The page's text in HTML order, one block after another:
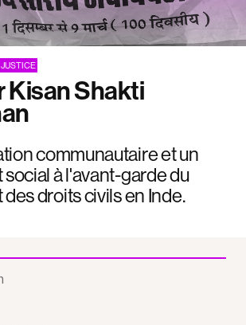
Kisan Shakti
communautaire et un
à l'avant-garde du
droits civils en Inde.